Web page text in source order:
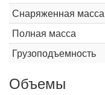
Снаряженная масса
Полная масса
Грузоподъемность
Объемы